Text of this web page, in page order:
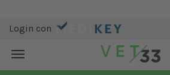
Login con
Toggle
navigation